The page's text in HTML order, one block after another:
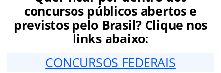
concursos públicos abertos e
previstos pelo Brasil? Clique nos
links abaixo:
CONCURSOS FEDERAIS